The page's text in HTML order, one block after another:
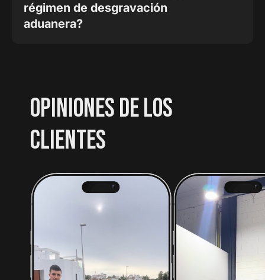
régimen de desgravación
aduanera?
OPINIONES DE LOS
CLIENTES